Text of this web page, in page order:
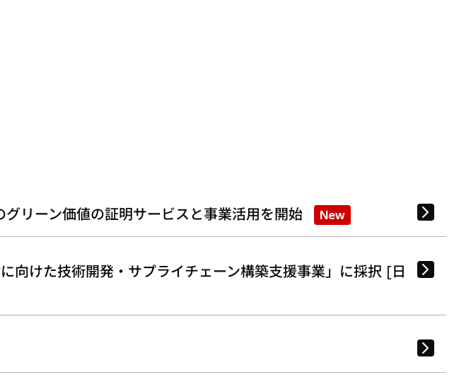
リーン価値の証明サービスと事業活用を開始 New
向けた技術開発・サプライチェーン構築支援事業」に採択 [日